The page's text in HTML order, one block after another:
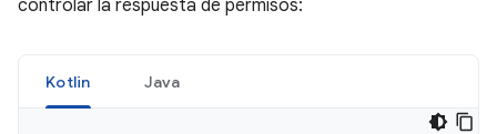
controlar la respuesta de permisos:
Kotlin Java